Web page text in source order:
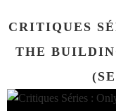
CRITIQUES
THE